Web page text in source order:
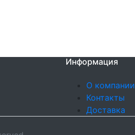
Информация
О компании
Контакты
Доставка